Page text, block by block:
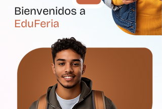
Bienvenidos a
EduFeria